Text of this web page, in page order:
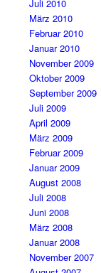
Juli 2010
März 2010
Februar 2010
Januar 2010
November 2009
Oktober 2009
September 2009
Juli 2009
April 2009
März 2009
Februar 2009
Januar 2009
August 2008
Juli 2008
Juni 2008
März 2008
Januar 2008
November 2007